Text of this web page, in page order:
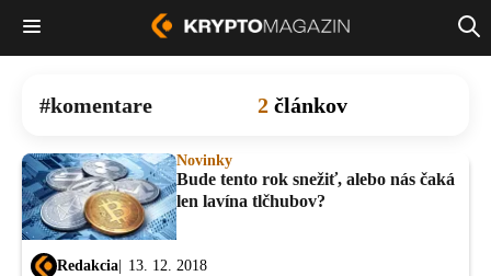
komentare 2 článkov
Novinky
Bude tento rok snežiť, alebo nás čaká
len lavína tlčhubov?
Redakcia 13. 12. 2018